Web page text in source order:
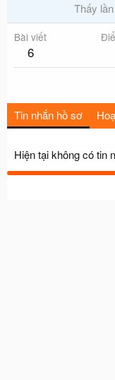
Thấy
Bài viết
6
Tin nhắn hồ sơ
Hiện tại không có tin